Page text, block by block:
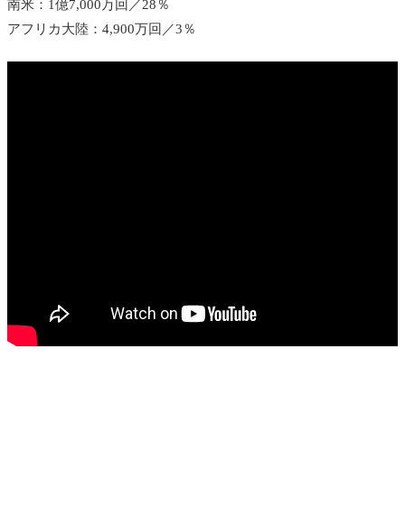
南米：1億7,000万回／28％
アフリカ大陸：4,900万回／3％